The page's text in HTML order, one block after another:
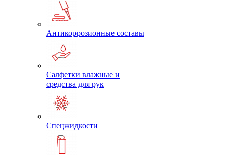
Антикоррозионные составы
Салфетки влажные и
средства для рук
Спецжидкости